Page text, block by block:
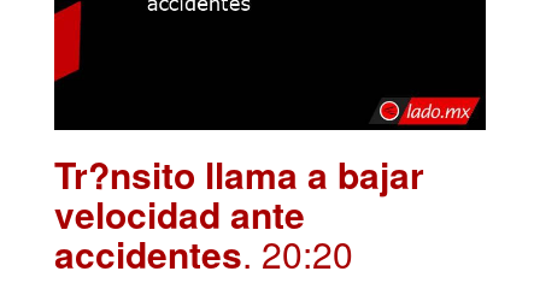
Tr?nsito llama a bajar
velocidad ante
accidentes. 20:20